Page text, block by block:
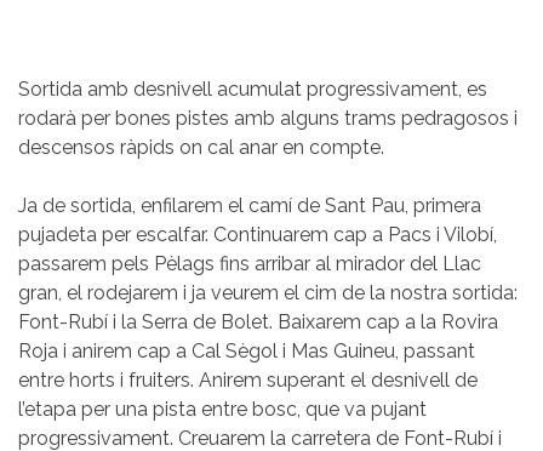
Sortida amb desnivell acumulat progressivament, es
rodarà per bones pistes amb alguns trams pedragosos i
descensos ràpids on cal anar en compte.
Ja de sortida, enfilarem el camí de Sant Pau, primera
pujadeta per escalfar. Continuarem cap a Pacs i Vilobí,
passarem pels Pèlags fins arribar al mirador del Llac
gran, el rodejarem i ja veurem el cim de la nostra sortida:
Font-Rubí i la Serra de Bolet. Baixarem cap a la Rovira
Roja i anirem cap a Cal Sègol i Mas Guineu, passant
entre horts i fruiters. Anirem superant el desnivell de
l’etapa per una pista entre bosc, que va pujant
progressivament. Creuarem la carretera de Font-Rubí i